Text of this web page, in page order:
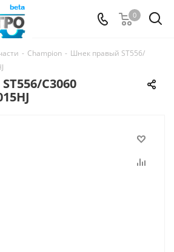
0
- Champion - Шнек правый ST556/
С3060